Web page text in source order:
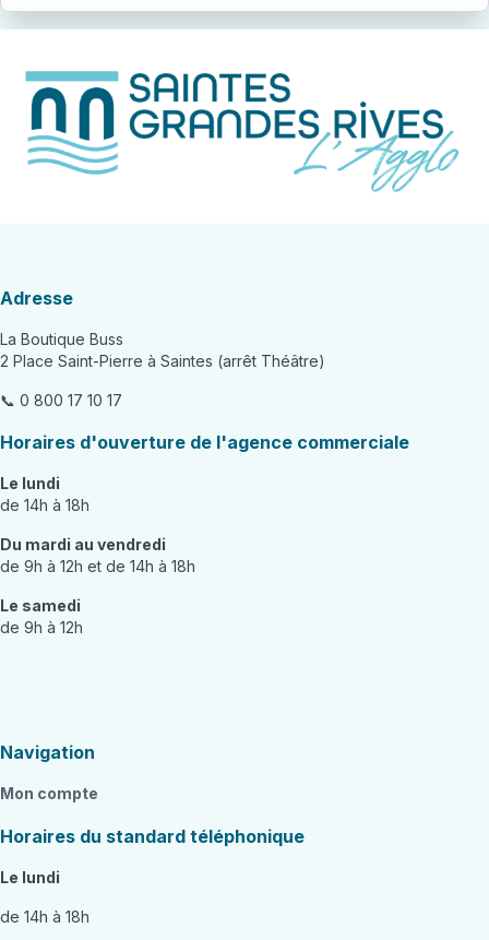
Adresse
La Boutique Buss
2 Place Saint-Pierre à Saintes (arrêt Théâtre)
📞 0 800 17 10 17
Horaires d'ouverture de l'agence commerciale
Le lundi
de 14h à 18h
Du mardi au vendredi
de 9h à 12h et de 14h à 18h
Le samedi
de 9h à 12h
Navigation
Mon compte
Horaires du standard téléphonique
Le lundi
de 14h à 18h